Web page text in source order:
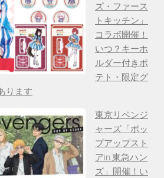
ズ・ファース
トキッチン」
コラボ開催！
いつ？キーホ
ルダー付きポ
テト・限定グ
ります
東京リベンジ
ャーズ「ポッ
プアップスト
アin 東急ハン
ズ」開催！い